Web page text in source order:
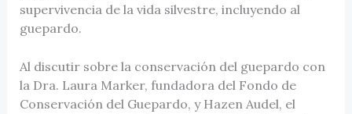
supervivencia de la vida silvestre, incluyendo al
guepardo.
Al discutir sobre la conservación del guepardo con
la Dra. Laura Marker, fundadora del Fondo de
Conservación del Guepardo, y Hazen Audel, el